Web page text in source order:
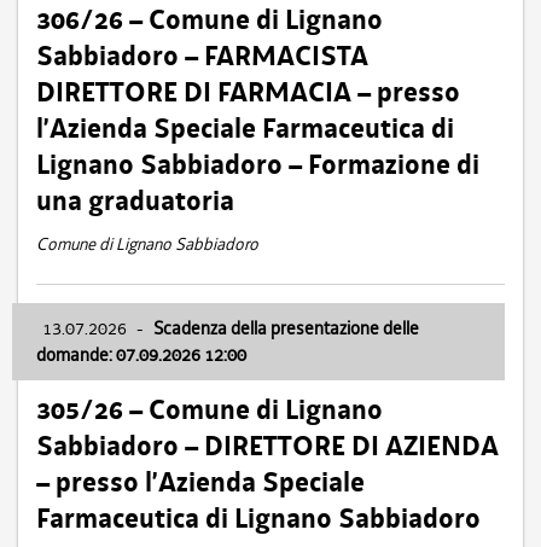
306/26 – Comune di Lignano
Sabbiadoro – FARMACISTA
DIRETTORE DI FARMACIA – presso
l’Azienda Speciale Farmaceutica di
Lignano Sabbiadoro – Formazione di
una graduatoria
Comune di Lignano Sabbiadoro
13.07.2026 - Scadenza della presentazione delle
domande: 07.09.2026 12:00
305/26 – Comune di Lignano
Sabbiadoro – DIRETTORE DI AZIENDA
– presso l’Azienda Speciale
Farmaceutica di Lignano Sabbiadoro